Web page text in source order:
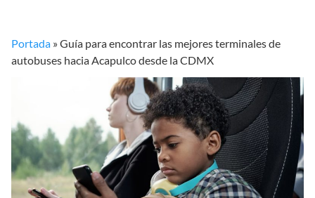
Portada »Guía para encontrar las mejores terminales de
autobuses hacia Acapulco desde la CDMX